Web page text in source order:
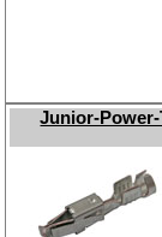
Junior-Power-